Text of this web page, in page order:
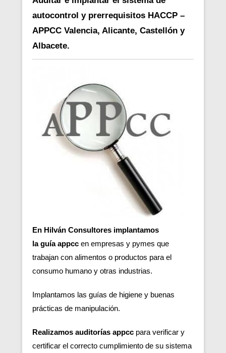
autocontrol y prerrequisitos HACCP –
APPCC Valencia, Alicante, Castellón y
Albacete.
En Hilván Consultores implantamos
la guía appcc en empresas y pymes que
trabajan con alimentos o productos para el
consumo humano y otras industrias.
Implantamos las guías de higiene y buenas
prácticas de manipulación.
Realizamos auditorías appcc para verificar y
certificar el correcto cumplimiento de su sistema